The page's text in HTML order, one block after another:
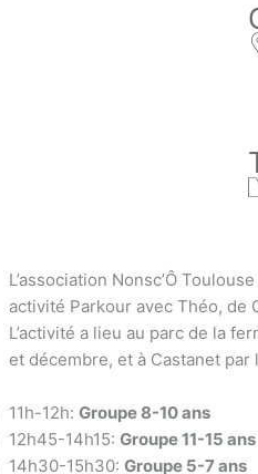
L’association Nonsc’Ô
activité Parkour avec Théo, de
L’activité a lieu au parc de la
et décembre, et à Castanet par
11h-12h: Groupe 8-10 ans
12h45-14h15: Groupe 11-15 ans
14h30-15h30: Groupe 5-7 ans